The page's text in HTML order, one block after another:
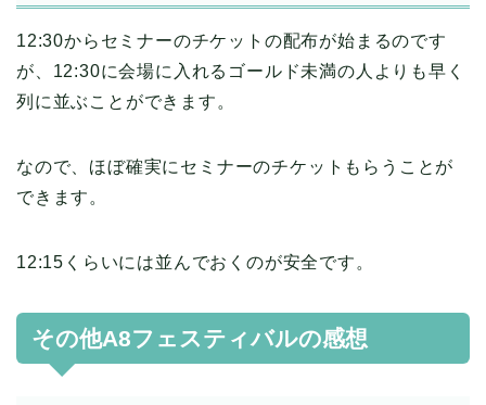
12:30からセミナーのチケットの配布が始まるのです
が、12:30に会場に入れるゴールド未満の人よりも早く
列に並ぶことができます。
なので、ほぼ確実にセミナーのチケットもらうことが
できます。
12:15くらいには並んでおくのが安全です。
その他A8フェスティバルの感想